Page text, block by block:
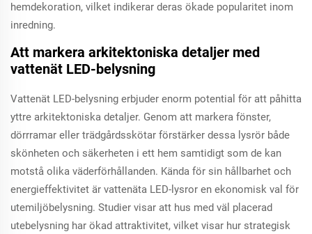
hemdekoration, vilket indikerar deras ökade popularitet inom
inredning.
Att markera arkitektoniska detaljer med
vattenät LED-belysning
Vattenät LED-belysning erbjuder enorm potential för att påhitta
yttre arkitektoniska detaljer. Genom att markera fönster,
dörrramar eller trädgårdsskötar förstärker dessa lysrör både
skönheten och säkerheten i ett hem samtidigt som de kan
motstå olika väderförhållanden. Kända för sin hållbarhet och
energieffektivitet är vattenäta LED-lysror en ekonomisk val för
utemiljöbelysning. Studier visar att hus med väl placerad
utebelysning har ökad attraktivitet, vilket visar hur strategisk